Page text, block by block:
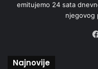
emitujemo 24 sata
njegovog
Najnovije